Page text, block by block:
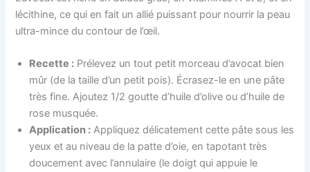
lécithine, ce qui en fait un allié puissant pour nourrir la peau
ultra-mince du contour de l’œil.
Recette : Prélevez un tout petit morceau d’avocat bien
mûr (de la taille d’un petit pois). Écrasez-le en une pâte
très fine. Ajoutez 1/2 goutte d’huile d’olive ou d’huile de
rose musquée.
Application : Appliquez délicatement cette pâte sous les
yeux et au niveau de la patte d’oie, en tapotant très
doucement avec l’annulaire (le doigt qui appuie le